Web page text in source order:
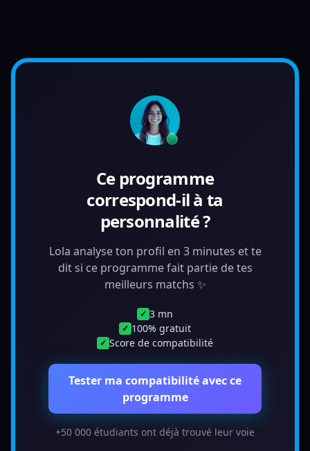
Ce programme
correspond-il à ta
personnalité ?
Lola analyse ton profil en 3 minutes et te
dit si ce programme fait partie de tes
meilleurs matchs ✨
✓ 3 mn
✓ 100% gratuit
✓ Score de compatibilité
Tester ma compatibilité avec ce
programme
+50 000 étudiants ont déjà trouvé leur voie